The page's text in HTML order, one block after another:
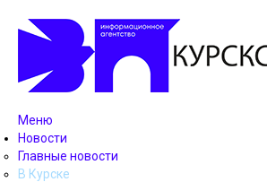
Меню
Новости
Главные новости
В Курске